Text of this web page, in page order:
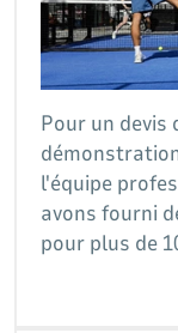
Pour un devis
l'équipe
avons fourni
pour plus de